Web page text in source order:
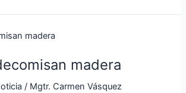
madera
/ Mgtr. Carmen Vásquez